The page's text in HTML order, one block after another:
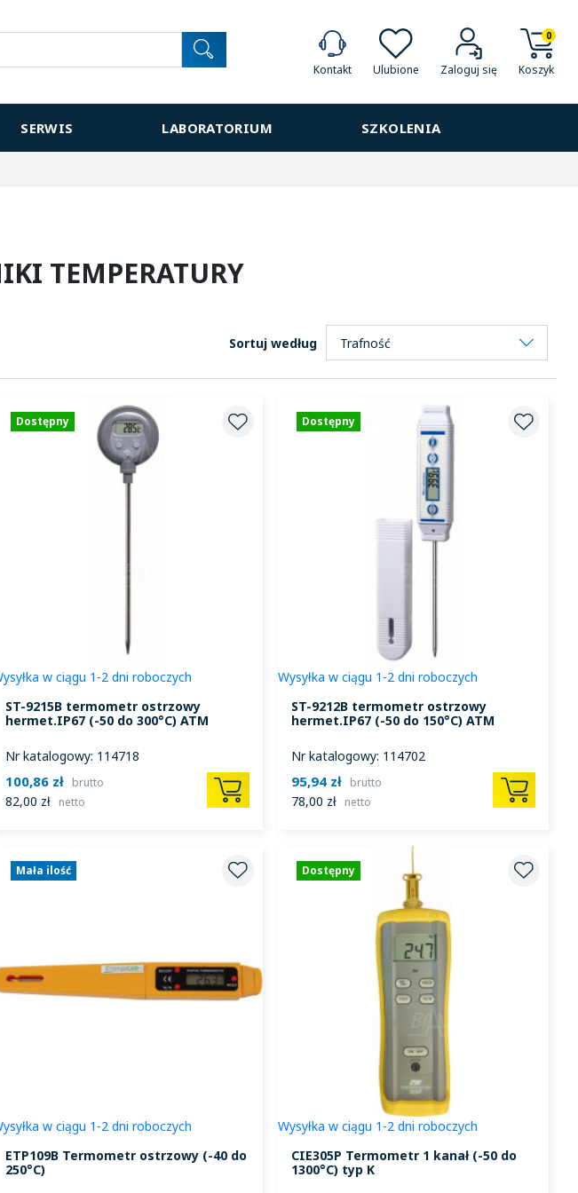
Kontakt Ulubione Zaloguj się Koszyk
0
SERWIS LABORATORIUM SZKOLENIA
TEMPERATURY
Sortuj według
Dostępny
w ciągu 1-2 dni roboczych
ST-9215B termometr ostrzowy
hermet.IP67 (-50 do 300°C) ATM
Nr katalogowy: 114718
100,86 zł brutto
82,00 zł netto
Dostępny
Wysyłka w ciągu 1-2 dni roboczych
ST-9212B termometr ostrzowy
hermet.IP67 (-50 do 150°C) ATM
Nr katalogowy: 114702
95,94 zł brutto
78,00 zł netto
Mała ilość
w ciągu 1-2 dni roboczych
ETP109B Termometr ostrzowy (-40 do
250°C)
Dostępny
Wysyłka w ciągu 1-2 dni roboczych
CIE305P Termometr 1 kanał (-50 do
1300°C) typ K